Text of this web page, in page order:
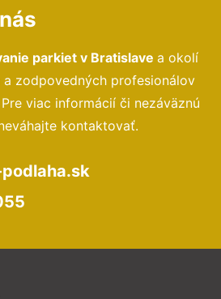
parkiet v Bratislave a okolí
a zodpovedných profesionálov
viac informácií či nezáväznú
kontaktovať.